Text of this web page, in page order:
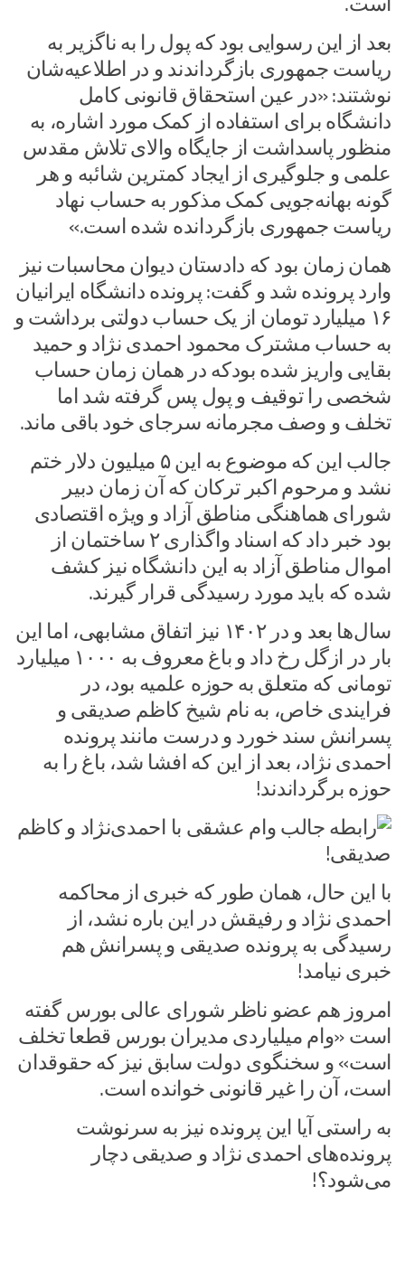
بعد از این رسوایی بود که پول را به ناگزیر به
ریاست جمهوری بازگرداندند و در اطلاعیه‌شان
نوشتند: «در عین استحقاق قانونی کامل
دانشگاه برای استفاده از کمک مورد اشاره، به
منظور پاسداشت از جایگاه والای تلاش مقدس
علمی و جلوگیری از ایجاد کمترین شائبه و هر
گونه بهانه‌جویی کمک مذکور به حساب نهاد
ریاست جمهوری بازگردانده شده است.»
همان زمان بود که دادستان دیوان محاسبات نیز
وارد پرونده شد و گفت: پرونده دانشگاه ایرانیان
۱۶ میلیارد تومان از یک حساب دولتی برداشت و
به حساب مشترک محمود احمدی نژاد و حمید
بقایی واریز شده بودکه در همان زمان حساب
شخصی را توقیف و پول پس گرفته شد اما
تخلف و وصف مجرمانه سرجای خود باقی ماند.
جالب این که موضوع به این ۵ میلیون دلار ختم
نشد و مرحوم اکبر ترکان که آن زمان دبیر
شورای هماهنگی مناطق آزاد و ویژه اقتصادی
بود خبر داد که اسناد واگذاری ۲ ساختمان از
اموال مناطق آزاد به این دانشگاه نیز کشف
شده که باید مورد رسیدگی قرار گیرند.
سال‌ها بعد و در ۱۴۰۲ نیز اتفاق مشابهی، اما این
بار در ازگل رخ داد و باغ معروف به ۱۰۰۰ میلیارد
تومانی که متعلق به حوزه علمیه بود، در
فرایندی خاص، به نام شیخ کاظم صدیقی و
پسرانش سند خورد و درست مانند پرونده
احمدی نژاد، بعد از این که افشا شد، باغ را به
حوزه برگرداندند!
با این حال، همان طور که خبری از محاکمه
احمدی نژاد و رفیقش در این باره نشد، از
رسیدگی به پرونده صدیقی و پسرانش هم
خبری نیامد!
امروز هم عضو ناظر شورای عالی بورس گفته
است «وام میلیاردی مدیران بورس قطعا تخلف
است» و سخنگوی دولت سابق نیز که حقوقدان
است، آن را غیر قانونی خوانده است.
به راستی آیا این پرونده نیز به سرنوشت
پرونده‌های احمدی نژاد و صدیقی دچار
می‌شود؟!